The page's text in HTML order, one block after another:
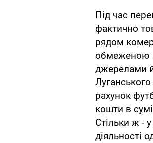
Під час
фактично
рядом
обмеженою
джерелами
рахунок
кошти в
Стільки ж -
діяльності